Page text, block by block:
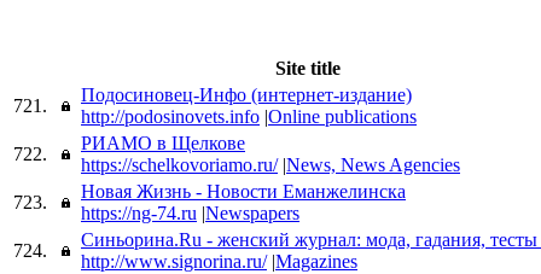
Site title
721.
Подосиновец-Инфо (интернет-издание)
http://podosinovets.info |Online publications
722.
РИАМО в Щелкове
https://schelkovoriamo.ru/ |News, News Agencies
723.
Новая Жизнь - Новости Еманжелинска
https://ng-74.ru |Newspapers
724.
Синьорина.Ru - женский журнал: мода, гадания,
http://www.signorina.ru/ |Magazines